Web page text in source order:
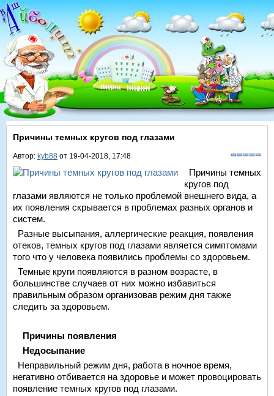
Причины темных кругов под глазами
Автор: kyb88 от 19-04-2018, 17:48
Причины темных
кругов под
глазами являются не только проблемой внешнего вида, а
их появления скрывается в проблемах разных органов и
систем.
Разные высыпания, аллергические реакция, появления
отеков, темных кругов под глазами является симптомами
того что у человека появились проблемы со здоровьем.
Темные круги появляются в разном возрасте, в
большинстве случаев от них можно избавиться
правильным образом организовав режим дня также
следить за здоровьем.
Причины появления
Недосыпание
Неправильный режим дня, работа в ночное время,
негативно отбивается на здоровье и может провоцировать
появление темных кругов под глазами.